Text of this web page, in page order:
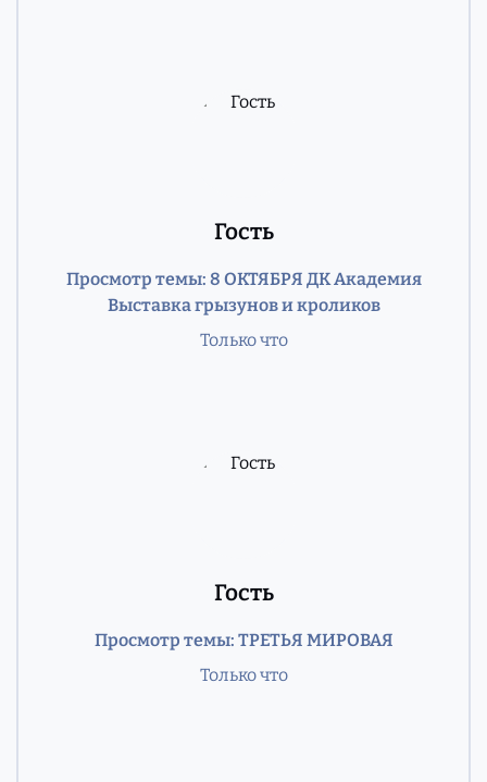
Гость
Просмотр темы: 8 ОКТЯБРЯ ДК Академия
Выставка грызунов и кроликов
Только что
Гость
Просмотр темы: ТРЕТЬЯ МИРОВАЯ
Только что